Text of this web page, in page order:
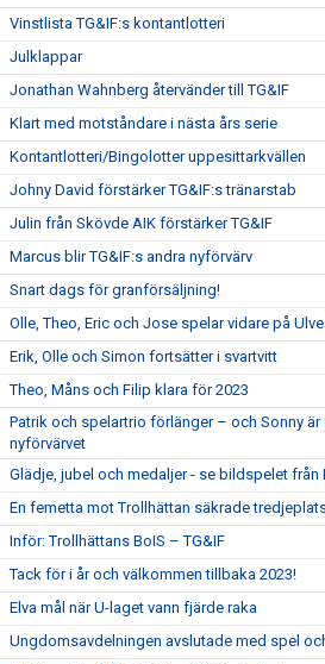
Vinstlista TG&IF:s kontantlotteri
Julklappar
Jonathan Wahnberg återvänder till TG&IF
Klart med motståndare i nästa års serie
Kontantlotteri/Bingolotter uppesittarkvällen
Johny David förstärker TG&IF:s tränarstab
Julin från Skövde AIK förstärker TG&IF
Marcus blir TG&IF:s andra nyförvärv
Snart dags för granförsäljning!
Olle, Theo, Eric och Jose spelar vidare på
Erik, Olle och Simon fortsätter i svartvitt
Theo, Måns och Filip klara för 2023
Patrik och spelartrio förlänger – och Sonny
nyförvärvet
Glädje, jubel och medaljer - se bildspelet från
En femetta mot Trollhättan säkrade
Inför: Trollhättans BoIS – TG&IF
Tack för i år och välkommen tillbaka 2023!
Elva mål när U-laget vann fjärde raka
Ungdomsavdelningen avslutade med spel